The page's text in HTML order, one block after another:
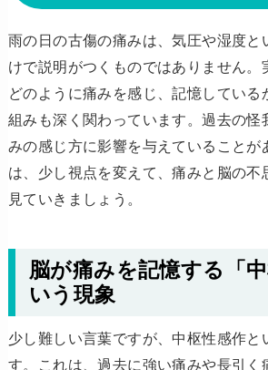
雨の日の古傷の痛みは、気圧や湿度と
けで説明がつくものではありません。
どのように痛みを感じ、記憶している
組みも深く関わっています。過去の怪
みの感じ方に影響を与えていることが
は、少し視点を変えて、痛みと脳の不
見ていきましょう。
脳が痛みを記憶する「
いう現象
少し難しい言葉ですが、中枢性感作と
す。これは、過去に強い痛みや長引く